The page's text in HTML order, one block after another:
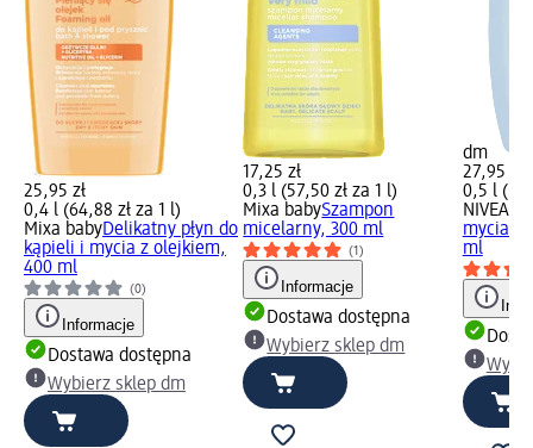
25,95 zł
0,4 l (64,88 zł za 1 l)
Mixa babyDelikatny płyn do
kąpieli i mycia z olejkiem,
400 ml
(0)
Informacje
Dostawa dostępna
Wybierz sklep dm
17,25 zł
0,3 l (57,50 zł za 1 l)
Mixa babySzampon
micelarny, 300 ml
(1)
Informacje
Dostawa dostępna
Wybierz sklep dm
dm
27,95 zł
0,5 l
NIVEA
mycia
ml